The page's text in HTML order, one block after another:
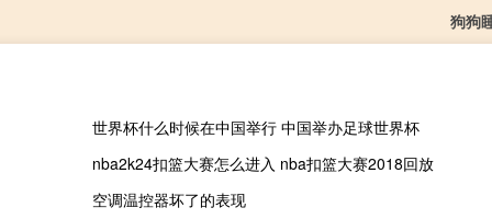
狗狗
世界杯什么时候在中国举行 中国举办足球世界杯
nba2k24扣篮大赛怎么进入 nba扣篮大赛2018回放
空调温控器坏了的表现